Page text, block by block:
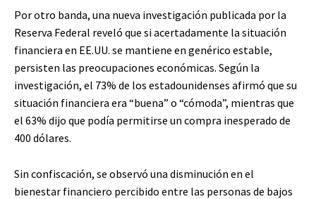
Por otro banda, una nueva investigación publicada por la
Reserva Federal reveló que si acertadamente la situación
financiera en EE.UU. se mantiene en genérico estable,
persisten las preocupaciones económicas. Según la
investigación, el 73% de los estadounidenses afirmó que su
situación financiera era “buena” o “cómoda”, mientras que
el 63% dijo que podía permitirse un compra inesperado de
400 dólares.
Sin confiscación, se observó una disminución en el
bienestar financiero percibido entre las personas de bajos